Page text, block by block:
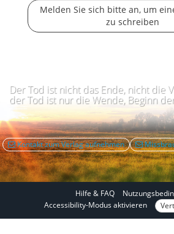
Melden Sie sich bitte an, um
zu schreiben
Der Tod ist nicht das Ende, nicht die
der Tod ist nur die Wende, Beginn
Kontakt zum Verlag aufnehmen
Hilfe & FAQ
IAccessibility-Modus aktivieren